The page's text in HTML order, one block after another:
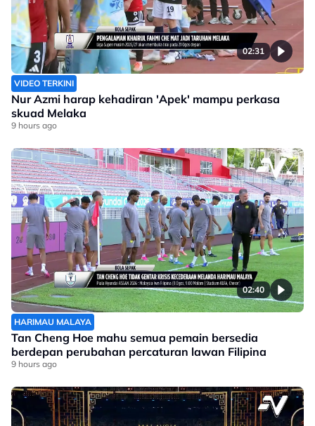
02:31
VIDEO TERKINI
Nur Azmi harap kehadiran 'Apek' mampu perkasa
skuad Melaka
9 hours ago
02:40
HARIMAU MALAYA
Tan Cheng Hoe mahu semua pemain bersedia
berdepan perubahan percaturan lawan Filipina
9 hours ago